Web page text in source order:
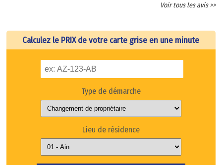
Voir tous les avis >>
Calculez le PRIX de votre carte grise en une minute
Type de démarche
Lieu de résidence